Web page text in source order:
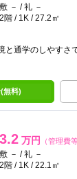
敷 － / 礼 －
2階 / 1K / 27.2㎡
と通学のしやすさ
無料)
3.2 万円 （管理費
敷 － / 礼 －
2階 / 1K / 22.1㎡